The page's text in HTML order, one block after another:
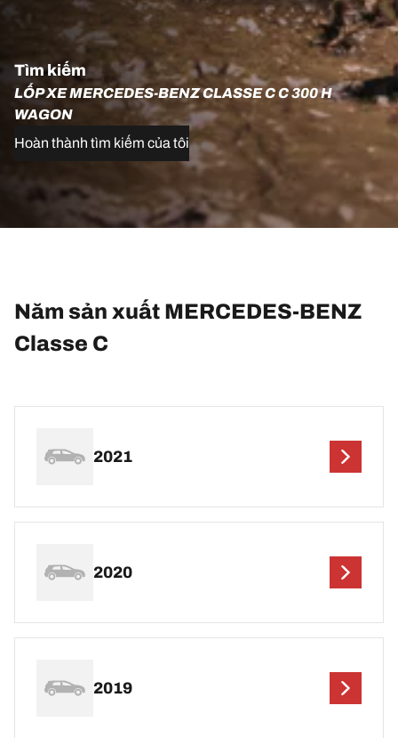
Tìm kiếm
LỐP XE MERCEDES-BENZ CLASSE C C 300 H
WAGON
Hoàn thành tìm kiếm của tôi
Năm sản xuất MERCEDES-BENZ
Classe C
2021
2020
2019